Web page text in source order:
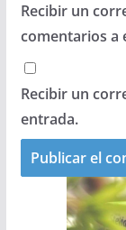
Recibir un
comentarios a
Recibir un
entrada.